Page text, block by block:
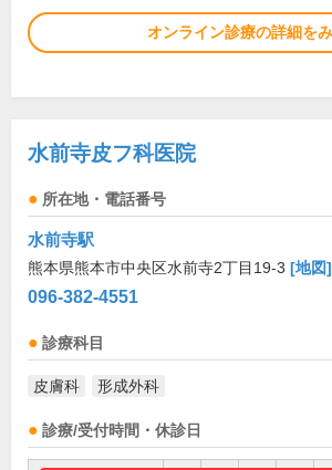
オンライン診療の詳細を
水前寺皮フ科医院
所在地・電話番号
水前寺駅
熊本県熊本市中央区水前寺2丁目19-3 [地図]
096-382-4551
診療科目
皮膚科 形成外科
診療/受付時間・休診日